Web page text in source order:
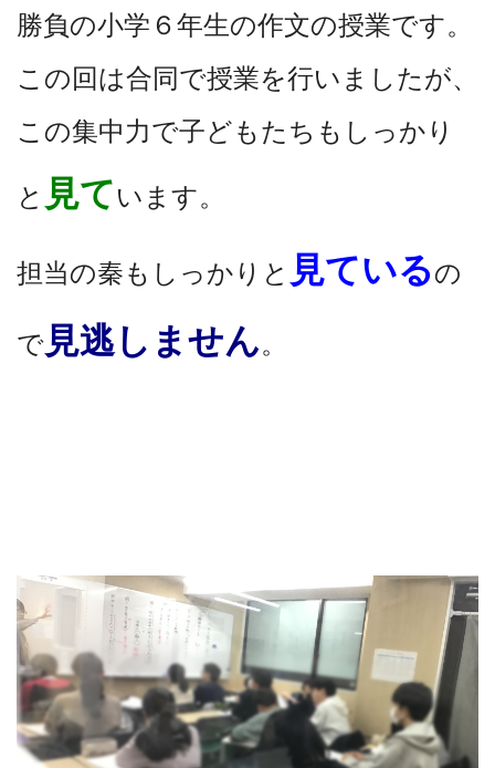
勝負の小学６年生の作文の授業です。
この回は合同で授業を行いましたが、
この集中力で子どもたちもしっかり
と 見ています。
担当の秦もしっかりと 見ているの
で 見逃しません。